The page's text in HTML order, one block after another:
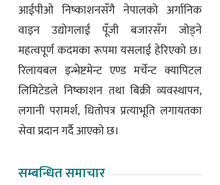
आईपीओ निष्काशनसँगै नेपालको अर्गानिक
वाइन उद्योगलाई पूँजी बजारसँग जोड्ने
महत्वपूर्ण कदमका रूपमा यसलाई हेरिएको छ।
रिलायबल इन्भेष्टमेन्ट एण्ड मर्चेन्ट क्यापिटल
लिमिटेडले निष्काशन तथा बिक्री व्यवस्थापन,
लगानी परामर्श, धितोपत्र प्रत्याभूति लगायतका
सेवा प्रदान गर्दै आएको छ।
सम्बन्धित समाचार